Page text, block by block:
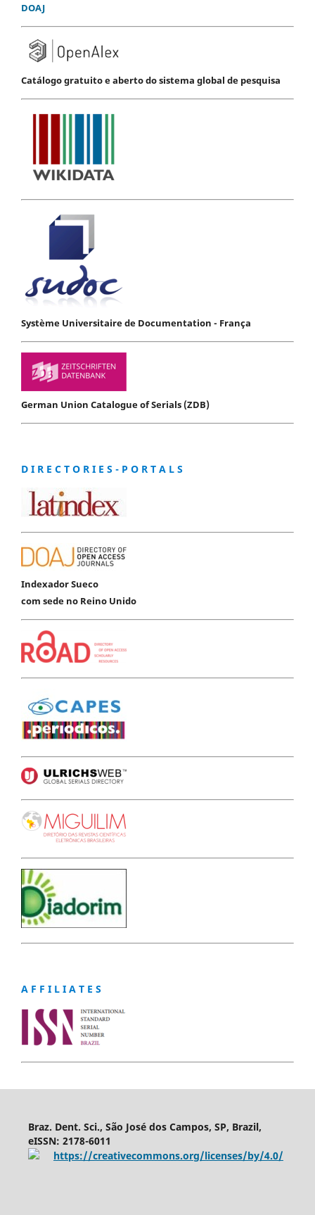
DOAJ
Catálogo gratuito e aberto do sistema global de pesquisa
Système Universitaire de Documentation - França
German Union Catalogue of Serials (ZDB)
D I R E C T O R I E S - P O R T A L S
Indexador Sueco
com sede no Reino Unido
A F F I L I A T E S
Braz. Dent. Sci., São José dos Campos, SP, Brazil,
eISSN: 2178-6011
https://creativecommons.org/licenses/by/4.0/